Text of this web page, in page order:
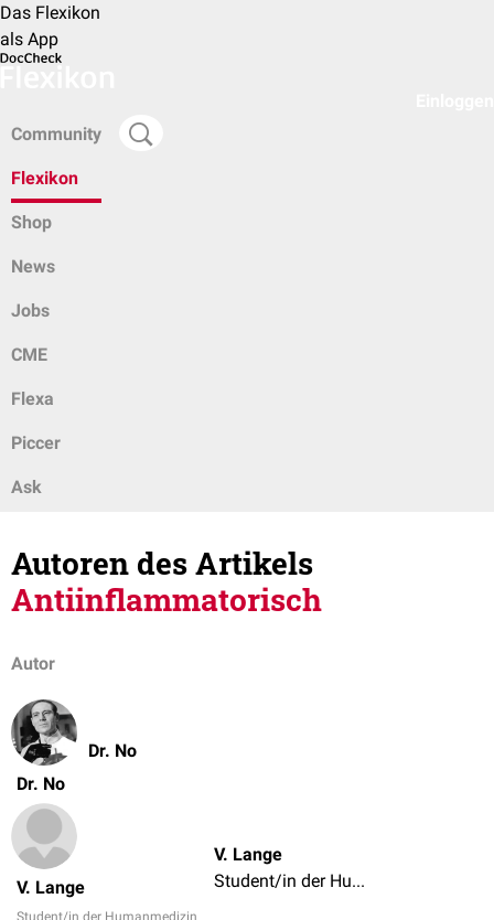
Das Flexikon
als App
Community
Flexikon
Shop
News
Jobs
CME
Flexa
Piccer
Ask
Autoren des Artikels
Antiinflammatorisch
Autor
Dr. No
Dr. No
V. Lange
Student/in der Humanmedizin
V. Lange
Student/in der Humanmedizin